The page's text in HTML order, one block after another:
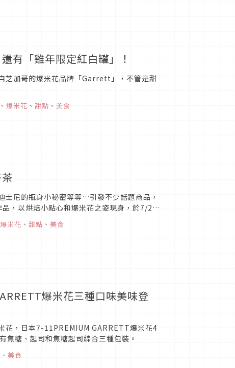
有「雞年限定紅白罐」！
芝加哥的爆米花品牌「Garrett」，不管是甜
、 爆米花 、 甜點 、 美食
尼的瓶身小秘密等等…引發不少話題商品，
，以烘焙小點心和爆米花之姿現身，於7/26
爆米花 、 甜點 、 美食
爆米花三種口味美味登
花，日本7-11PREMIUM GARRETT爆米花4
糖、起司和焦糖起司綜合三種包裝。
、 美食